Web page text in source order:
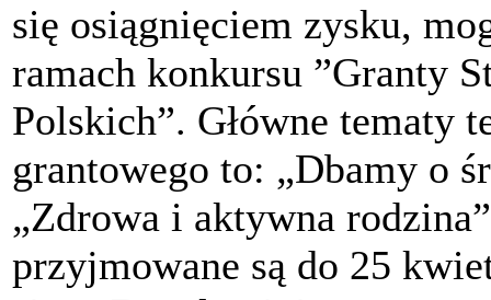
się osiągnięciem zysku,
ramach konkursu ”Granty
Polskich”. Główne tematy
grantowego to: „Dbamy o
„Zdrowa i aktywna
przyjmowane są do 25